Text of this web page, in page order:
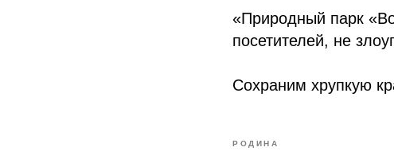
«Природный парк
посетителей, не
Сохраним хрупкую
РОДИНА